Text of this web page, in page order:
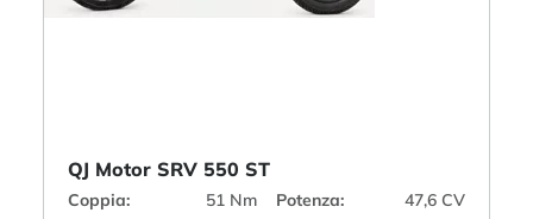
QJ Motor SRV 550 ST
Coppia: 51 Nm Potenza: 47,6 CV